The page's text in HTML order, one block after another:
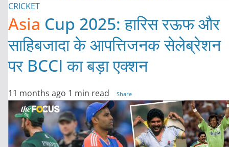
CRICKET
Asia Cup 2025: हारिस रऊफ और
साहिबजादा के आपत्तिजनक सेलेब्रेशन
पर BCCI का बड़ा एक्शन
11 months ago 1 min read Share